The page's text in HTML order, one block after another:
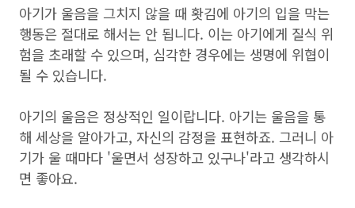
아기가 울음을 그치지 않을 때 홧김에 아기의 입을 막는
행동은 절대로 해서는 안 됩니다. 이는 아기에게 질식 위
험을 초래할 수 있으며, 심각한 경우에는 생명에 위협이
될 수 있습니다.
아기의 울음은 정상적인 일이랍니다. 아기는 울음을 통
해 세상을 알아가고, 자신의 감정을 표현하죠. 그러니 아
기가 울 때마다 '울면서 성장하고 있구나'라고 생각하시
면 좋아요.